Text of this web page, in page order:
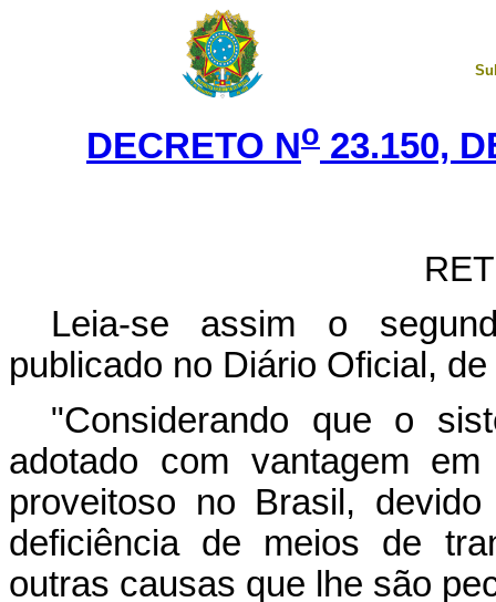
DECRETO No 23.150,
Leia-se assim o
publicado no Diário Oficial, de
"Considerando que o
adotado com vantagem
proveitoso no Brasil,
deficiência de meios de
outras causas que lhe são